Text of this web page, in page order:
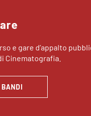
e gare d’appalto
Cinematografia.